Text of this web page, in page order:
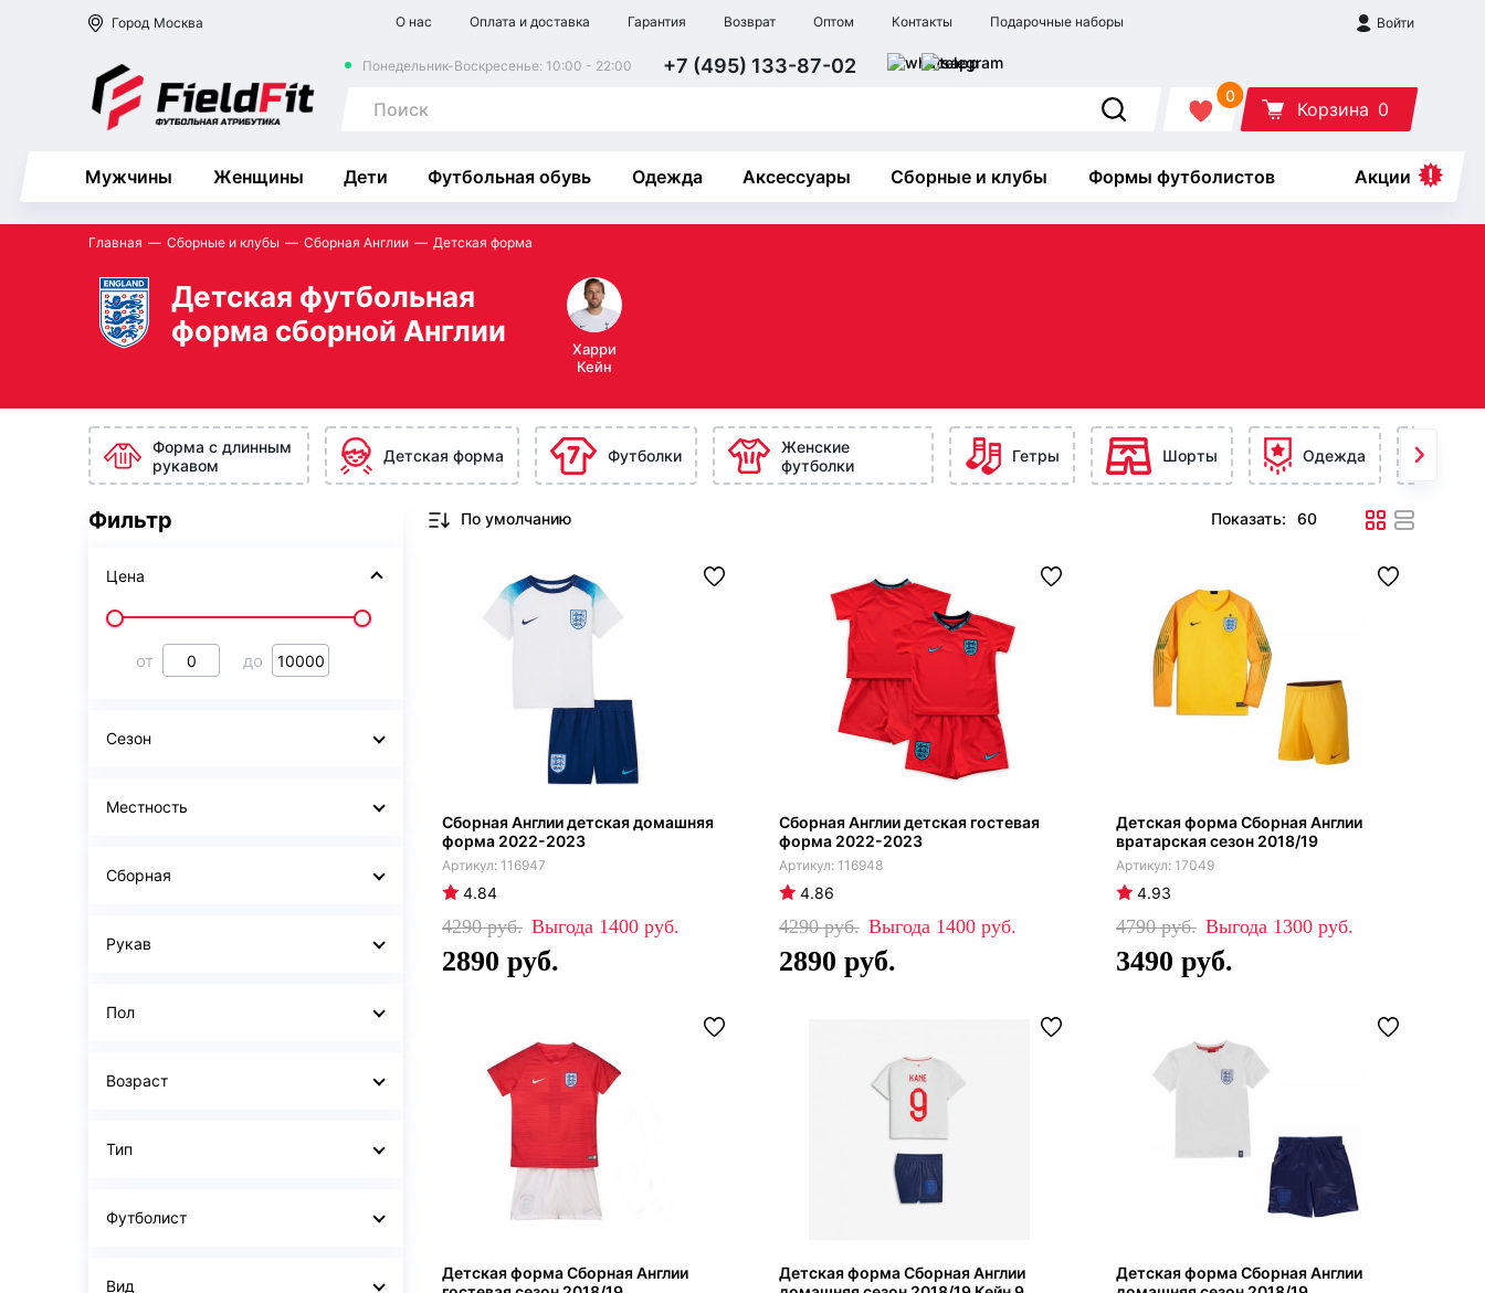
Город Москва О нас Оплата и доставка Гарантия Возврат Оптом Контакты Подарочные наборы Войти
Понедельник-Воскресенье: 10:00 - 22:00 +7 (495) 133-87-02
0
Корзина 0
Мужчины Женщины Дети Футбольная обувь Одежда Аксессуары Сборные и клубы Формы футболистов Акции
Главная Сборные и клубы Сборная Англии Детская форма
Детская футбольная
форма сборной Англии
Харри
Кейн
Форма с длинным
рукавом
Детская форма Футболки
Женские
футболки
Гетры Шорты Одежда
Фильтр
Цена
от до
Сезон
Местность
Сборная
Рукав
Пол
Возраст
Тип
Футболист
Вид
Показать:
Сборная Англии детская домашняя
форма 2022-2023
116947
4.84
4290 1400
2890
Сборная Англии детская гостевая
форма 2022-2023
116948
4.86
4290 1400
2890
Детская форма Сборная Англии
вратарская сезон 2018/19
17049
4.93
4790 1300
3490
Детская форма Сборная Англии
Детская форма Сборная Англии
Детская форма Сборная Англии